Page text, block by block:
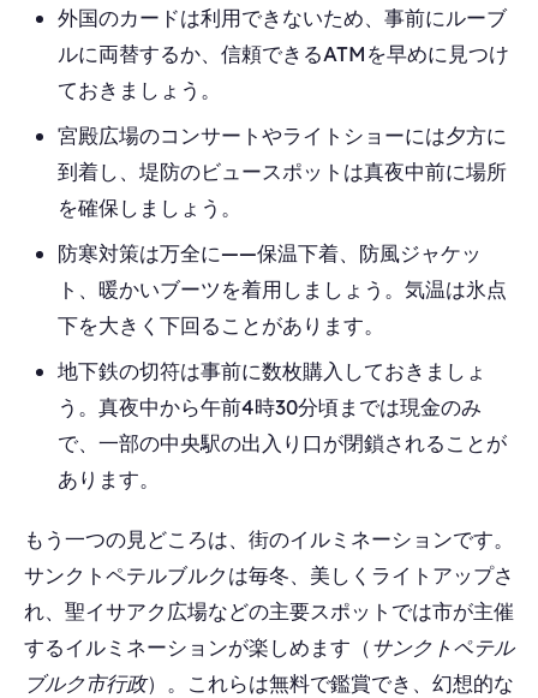
外国のカードは利用できないため、事前にルーブ
ルに両替するか、信頼できるATMを早めに見つけ
ておきましょう。
宮殿広場のコンサートやライトショーには夕方に
到着し、堤防のビュースポットは真夜中前に場所
を確保しましょう。
防寒対策は万全に——保温下着、防風ジャケッ
ト、暖かいブーツを着用しましょう。気温は氷点
下を大きく下回ることがあります。
地下鉄の切符は事前に数枚購入しておきましょ
う。真夜中から午前4時30分頃までは現金のみ
で、一部の中央駅の出入り口が閉鎖されることが
あります。
もう一つの見どころは、街のイルミネーションです。
サンクトペテルブルクは毎冬、美しくライトアップさ
れ、聖イサアク広場などの主要スポットでは市が主催
するイルミネーションが楽しめます（サンクトペテル
ブルク市行政）。これらは無料で鑑賞でき、幻想的な